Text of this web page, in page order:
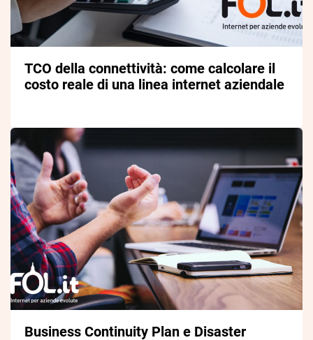
TCO della connettività: come calcolare il
costo reale di una linea internet aziendale
Business Continuity Plan e Disaster